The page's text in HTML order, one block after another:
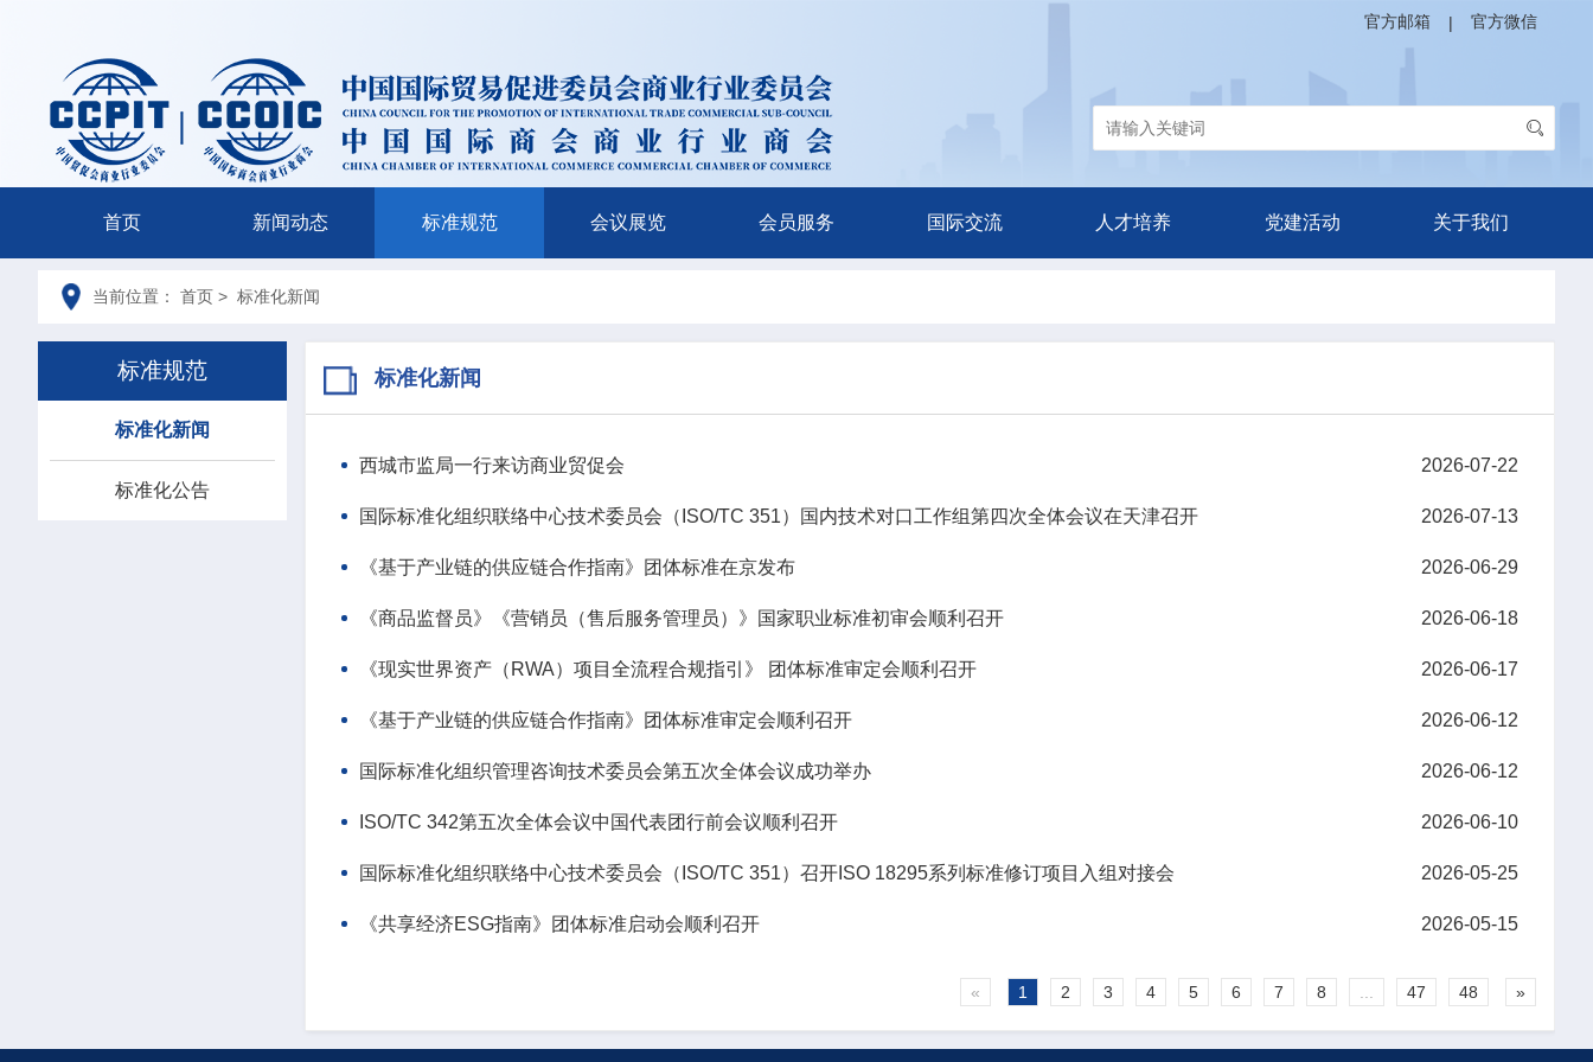
官方邮箱 | 官方微信
首页 新闻动态 标准规范 会议展览 会员服务 国际交流 人才培养 党建活动 关于我们
当前位置： 首页 > 标准化新闻
标准规范
标准化新闻
标准化公告
标准化新闻
西城市监局一行来访商业贸促会 2026-07-22
国际标准化组织联络中心技术委员会（ISO/TC 351）国内技术对口工作组第四次全体会议在天津召开 2026-07-13
《基于产业链的供应链合作指南》团体标准在京发布 2026-06-29
《商品监督员》《营销员（售后服务管理员）》国家职业标准初审会顺利召开 2026-06-18
《现实世界资产（RWA）项目全流程合规指引》 团体标准审定会顺利召开 2026-06-17
《基于产业链的供应链合作指南》团体标准审定会顺利召开 2026-06-12
国际标准化组织管理咨询技术委员会第五次全体会议成功举办 2026-06-12
ISO/TC 342第五次全体会议中国代表团行前会议顺利召开 2026-06-10
国际标准化组织联络中心技术委员会（ISO/TC 351）召开ISO 18295系列标准修订项目入组对接会 2026-05-25
《共享经济ESG指南》团体标准启动会顺利召开 2026-05-15
« 1 2 3 4 5 6 7 8 47 48 »